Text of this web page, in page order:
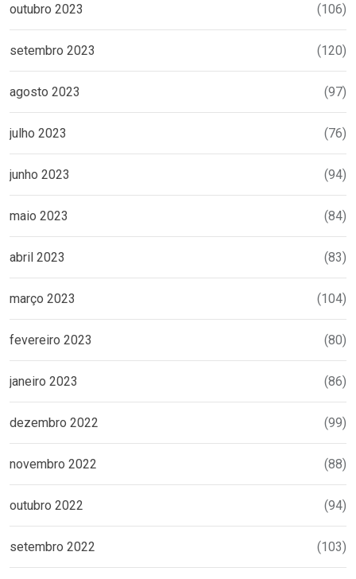
outubro 2023 (106)
setembro 2023 (120)
agosto 2023 (97)
julho 2023 (76)
junho 2023 (94)
maio 2023 (84)
abril 2023 (83)
março 2023 (104)
fevereiro 2023 (80)
janeiro 2023 (86)
dezembro 2022 (99)
novembro 2022 (88)
outubro 2022 (94)
setembro 2022 (103)